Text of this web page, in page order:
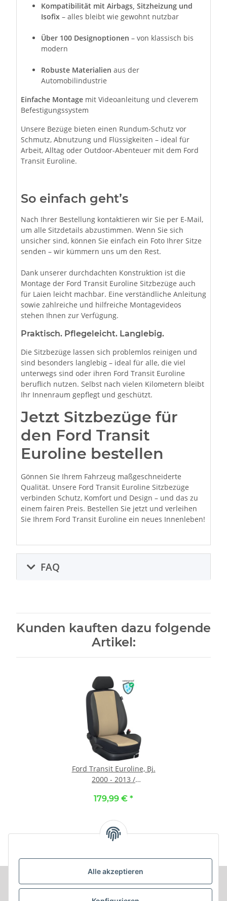
Alle akzeptieren
Kompatibilität mit Airbags, Sitzheizung und
Isofix – alles bleibt wie gewohnt nutzbar
Über 100 Designoptionen – von klassisch bis
modern
Robuste Materialien aus der
Automobilindustrie
Einfache Montage mit Videoanleitung und cleverem
Befestigungssystem
Unsere Bezüge bieten einen Rundum-Schutz vor
Schmutz, Abnutzung und Flüssigkeiten – ideal für
Arbeit, Alltag oder Outdoor-Abenteuer mit dem Ford
Transit Euroline.
So einfach geht’s
Nach Ihrer Bestellung kontaktieren wir Sie per E-Mail,
um alle Sitzdetails abzustimmen. Wenn Sie sich
unsicher sind, können Sie einfach ein Foto Ihrer Sitze
senden – wir kümmern uns um den Rest.
Dank unserer durchdachten Konstruktion ist die
Montage der Ford Transit Euroline Sitzbezüge auch
für Laien leicht machbar. Eine verständliche Anleitung
sowie zahlreiche und hilfreiche Montagevideos
stehen Ihnen zur Verfügung.
Praktisch. Pflegeleicht. Langlebig.
Die Sitzbezüge lassen sich problemlos reinigen und
sind besonders langlebig – ideal für alle, die viel
unterwegs sind oder ihren Ford Transit Euroline
beruflich nutzen. Selbst nach vielen Kilometern bleibt
Ihr Innenraum gepflegt und geschützt.
Jetzt Sitzbezüge für
den Ford Transit
Euroline bestellen
Gönnen Sie Ihrem Fahrzeug maßgeschneiderte
Qualität. Unsere Ford Transit Euroline Sitzbezüge
verbinden Schutz, Komfort und Design – und das zu
einem fairen Preis. Bestellen Sie jetzt und verleihen
Sie Ihrem Ford Transit Euroline ein neues Innenleben!
FAQ
Kunden kauften dazu folgende
Artikel:
Ford Transit Euroline, Bj.
2000 - 2013 /
Vordersitzbezüge :: K84.
Kunstleder schwarz
179,99 € *
Informationen